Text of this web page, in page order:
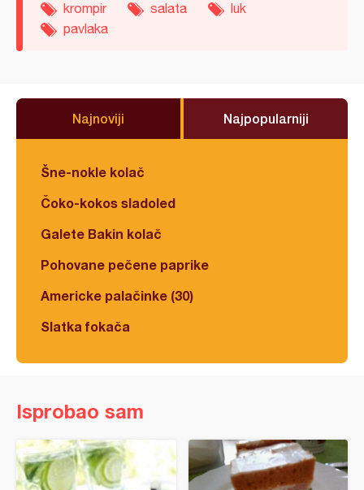
krompir salata
luk
pavlaka
Najnoviji Najpopularniji
Šne-nokle kolač
Čoko-kokos sladoled
Galete Bakin kolač
Pohovane pečene paprike
Americke palačinke (30)
Slatka fokača
Isprobao sam